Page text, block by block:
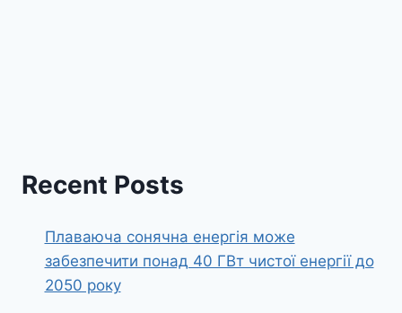
Recent Posts
Плаваюча сонячна енергія може
забезпечити понад 40 ГВт чистої енергії до
2050 року